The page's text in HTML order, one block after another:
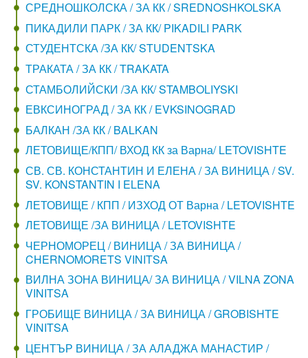
СРЕДНОШКОЛСКА / ЗА КК / SREDNOSHKOLSKA
ПИКАДИЛИ ПАРК / ЗА КК/ PIKADILI PARK
СТУДЕНТСКА /ЗА КК/ STUDENTSKA
ТРАКАТА / ЗА КК / TRAKATA
СТАМБОЛИЙСКИ /ЗА КК/ STAMBOLIYSKI
ЕВКСИНОГРАД / ЗА КК / EVKSINOGRAD
БАЛКАН /ЗА КК / BALKAN
ЛЕТОВИЩЕ/КПП/ ВХОД КК за Варна/ LETOVISHTE
СВ. СВ. КОНСТАНТИН И ЕЛЕНА / ЗА ВИНИЦА / SV.
SV. KONSTANTIN I ELENA
ЛЕТОВИЩЕ / КПП / ИЗХОД ОТ Варна / LETOVISHTE
ЛЕТОВИЩЕ /ЗА ВИНИЦА / LETOVISHTE
ЧЕРНОМОРЕЦ / ВИНИЦА / ЗА ВИНИЦА /
CHERNOMORETS VINITSA
ВИЛНА ЗОНА ВИНИЦА/ ЗА ВИНИЦА / VILNA ZONA
VINITSA
ГРОБИЩЕ ВИНИЦА / ЗА ВИНИЦА / GROBISHTE
VINITSA
ЦЕНТЪР ВИНИЦА / ЗА АЛАДЖА МАНАСТИР /